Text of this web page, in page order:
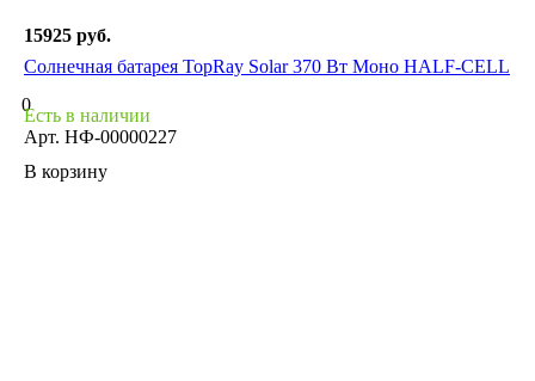
15925 руб.
Солнечная батарея TopRay Solar 370 Вт Моно HALF-CELL
0
Есть в наличии
Арт. НФ-00000227
В корзину